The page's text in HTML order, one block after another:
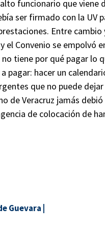
funcionario que viene
ser firmado con la UV
Entre
Convenio se empolvó
tiene por qué pagar lo
pagar: hacer un
que no puede
de Veracruz jamás
de colocación de
Guevara